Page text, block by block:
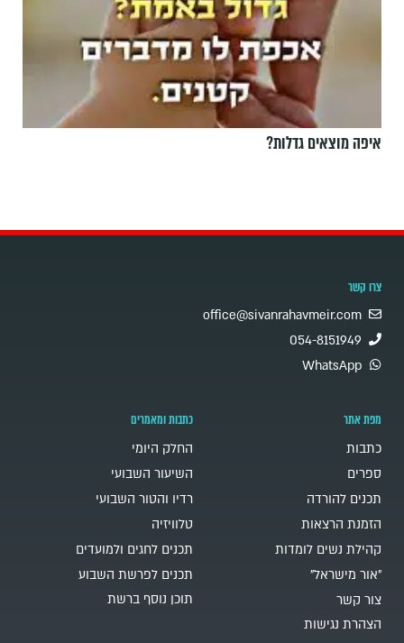
איפה מוצאים גדלות?
צרו קשר
office@sivanrahavmeir.com
054-8151949
WhatsApp
מפת אתר
כתבות
ספרים
תכנים להורדה
הזמנת הרצאות
קהילת נשים לומדות
"אור מישראל"
צור קשר
הצהרת נגישות
כתבות ומאמרים
החלק היומי
השיעור השבועי
רדיו והטור השבועי
טלוויזיה
תכנים לחגים ולמועדים
תכנים לפרשת השבוע
תוכן נוסף ברשת